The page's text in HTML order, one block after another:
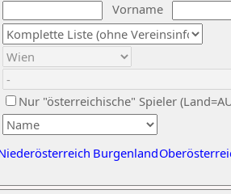
Vorname
Nur "österreichische" Spieler
Burgenland